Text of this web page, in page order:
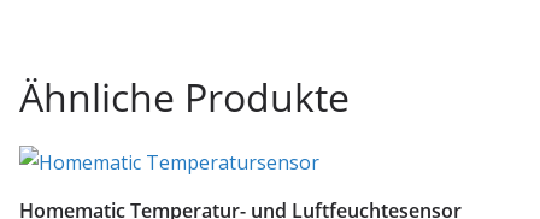
Ähnliche Produkte
Homematic Temperatur- und Luftfeuchtesensor